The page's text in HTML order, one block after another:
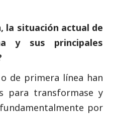
, la situación actual de
y sus principales
de primera línea han
para transformase y
por